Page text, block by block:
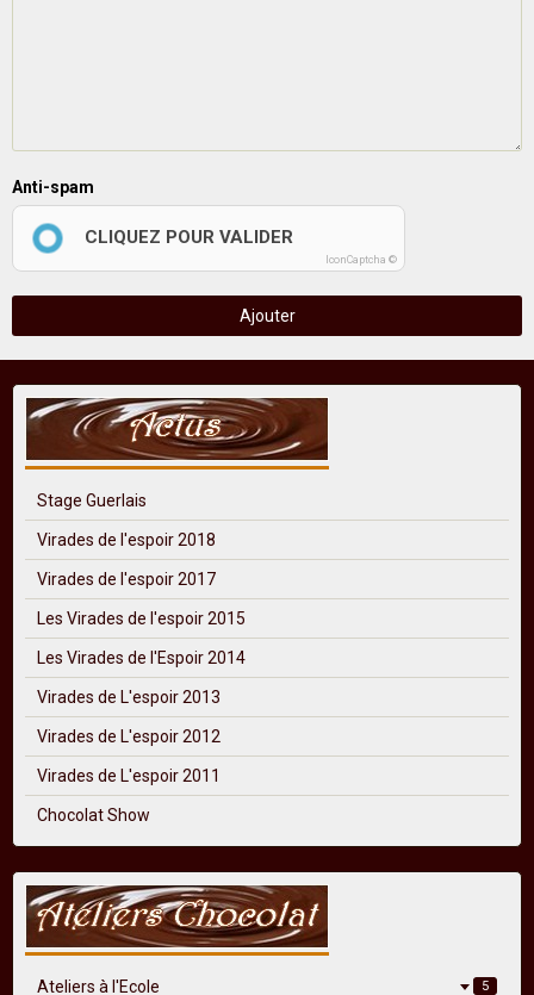
Anti-spam
CLIQUEZ POUR VALIDER
IconCaptcha ©
Ajouter
Stage Guerlais
Virades de l'espoir 2018
Virades de l'espoir 2017
Les Virades de l'espoir 2015
Les Virades de l'Espoir 2014
Virades de L'espoir 2013
Virades de L'espoir 2012
Virades de L'espoir 2011
Chocolat Show
Ateliers à l'Ecole 5